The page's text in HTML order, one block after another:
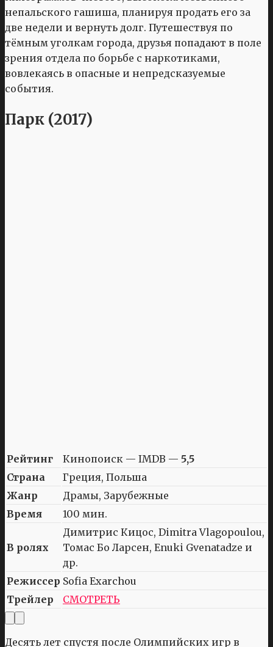
непальского гашиша, планируя продать его за
две недели и вернуть долг. Путешествуя по
тёмным уголкам города, друзья попадают в поле
зрения отдела по борьбе с наркотиками,
вовлекаясь в опасные и непредсказуемые
события.
Парк (2017)
Рейтинг Кинопоиск — IMDB — 5,5
Страна
Греция, Польша
Жанр
Драмы, Зарубежные
Время
100 мин.
В ролях
Димитрис Кицос, Dimitra Vlagopoulou,
Томас Бо Ларсен, Enuki Gvenatadze и
др.
Режиссер Sofia Exarchou
Трейлер
СМОТРЕТЬ
Десять лет спустя после Олимпийских игр в